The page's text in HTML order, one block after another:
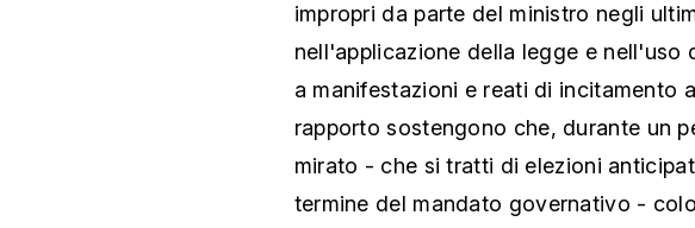
impropri da parte del ministro negli
nell'applicazione della legge e nell'uso
a manifestazioni e reati di incitamento
rapporto sostengono che, durante un
mirato - che si tratti di elezioni
termine del mandato governativo -